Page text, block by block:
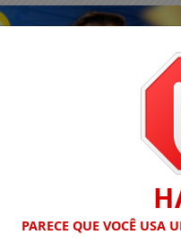
PARECE QUE VOCÊ USA